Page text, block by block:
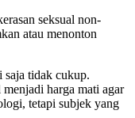
seksual non-
atau menonton
saja tidak cukup.
harga mati agar
tetapi subjek yang